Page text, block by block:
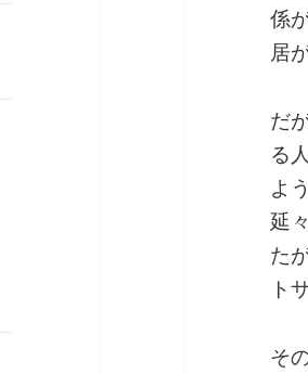
係
居
だ
る
よ
延
た
ト
そ